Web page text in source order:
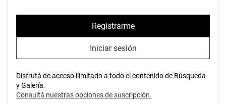
Registrarme
Iniciar sesión
Disfrutá de acceso ilimitado a todo el contenido de Búsqueda
y Galería.
Consultá nuestras opciones de suscripción.